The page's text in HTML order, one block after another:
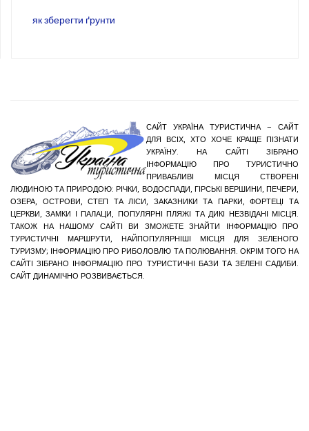
як зберегти ґрунти
САЙТ УКРАЇНА ТУРИСТИЧНА – САЙТ
ДЛЯ ВСІХ, ХТО ХОЧЕ КРАЩЕ ПІЗНАТИ
УКРАЇНУ. НА САЙТІ ЗІБРАНО
ІНФОРМАЦІЮ ПРО ТУРИСТИЧНО
ПРИВАБЛИВІ МІСЦЯ СТВОРЕНІ
ЛЮДИНОЮ ТА ПРИРОДОЮ: РІЧКИ, ВОДОСПАДИ, ГІРСЬКІ ВЕРШИНИ, ПЕЧЕРИ,
ОЗЕРА, ОСТРОВИ, СТЕП ТА ЛІСИ, ЗАКАЗНИКИ ТА ПАРКИ, ФОРТЕЦІ ТА
ЦЕРКВИ, ЗАМКИ І ПАЛАЦИ, ПОПУЛЯРНІ ПЛЯЖІ ТА ДИКІ НЕЗВІДАНІ МІСЦЯ.
ТАКОЖ НА НАШОМУ САЙТІ ВИ ЗМОЖЕТЕ ЗНАЙТИ ІНФОРМАЦІЮ ПРО
ТУРИСТИЧНІ МАРШРУТИ, НАЙПОПУЛЯРНІШІ МІСЦЯ ДЛЯ ЗЕЛЕНОГО
ТУРИЗМУ; ІНФОРМАЦІЮ ПРО РИБОЛОВЛЮ ТА ПОЛЮВАННЯ. ОКРІМ ТОГО НА
САЙТІ ЗІБРАНО ІНФОРМАЦІЮ ПРО ТУРИСТИЧНІ БАЗИ ТА ЗЕЛЕНІ САДИБИ.
САЙТ ДИНАМІЧНО РОЗВИВАЄТЬСЯ.